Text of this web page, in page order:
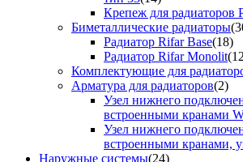
Крепеж для радиаторов
Биметаллические радиаторы
Радиатор Rifar Base(18)
Радиатор Rifar Monolit
Комплектующие для
Арматура для радиаторов(2)
Узел нижнего
встроенными кранами
Узел нижнего
встроенными кранами,
Наружные системы(24)